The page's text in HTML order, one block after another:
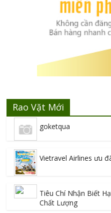
Rao Vặt Mới
goketqua
Vietravel Airlines ưu
Tiêu Chí Nhận Biết
Chất Lượng